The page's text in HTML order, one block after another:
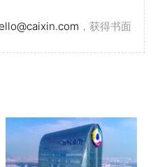
，获得书面